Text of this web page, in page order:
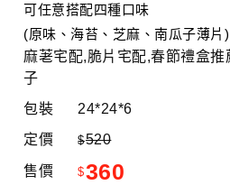
可任意搭配四種口味
(原味、海苔、芝麻、南瓜子薄片)
麻荖宅配,脆片宅配,春節禮盒
子
包裝
24*24*6
定價 $520
售價 $360